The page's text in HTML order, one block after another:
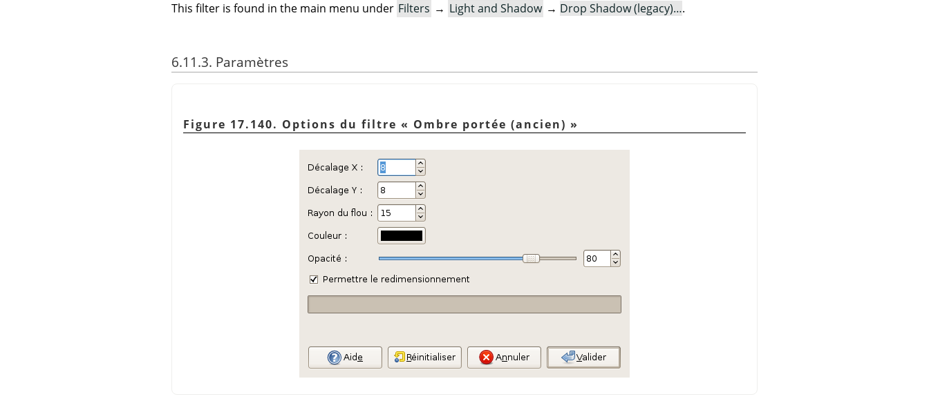
This filter is found in the main menu under Filters → Light and Shadow → Drop Shadow (legacy)….
6.11.3. Paramètres
Figure 17.140. Options du filtre « Ombre portée (ancien) »